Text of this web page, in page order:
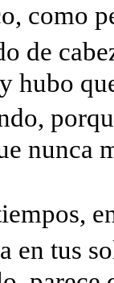
como
de
hubo
nunca
en tus